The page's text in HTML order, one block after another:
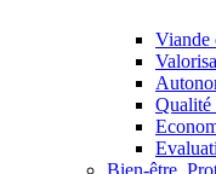
Viande
Qualité
Bien-être,